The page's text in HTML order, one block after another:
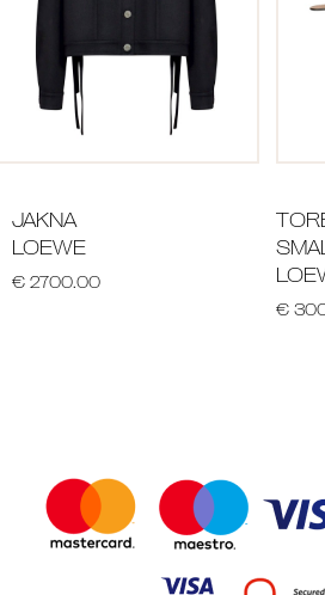
JAKNA
LOEWE
€ 2700.00
€